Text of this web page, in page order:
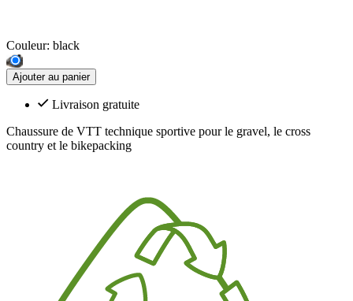
Couleur: black
Ajouter au panier
Livraison gratuite
Chaussure de VTT technique sportive pour le gravel, le cross
country et le bikepacking